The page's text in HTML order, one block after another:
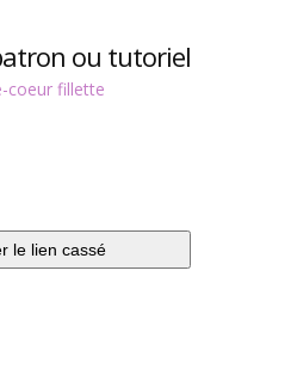
ou tutoriel
coeur fillette